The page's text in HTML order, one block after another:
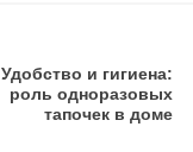
Удобство и гигиена:
роль одноразовых
тапочек в доме